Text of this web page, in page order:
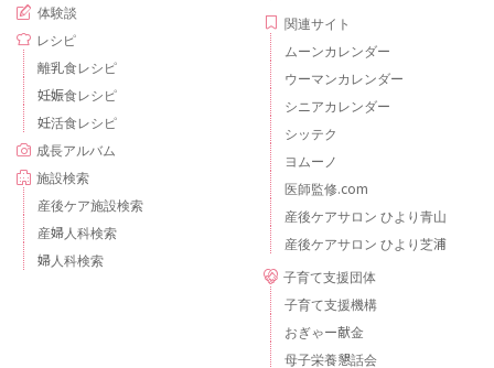
体験談
レシピ
離乳食レシピ
妊娠食レシピ
妊活食レシピ
成長アルバム
施設検索
産後ケア施設検索
産婦人科検索
婦人科検索
関連サイト
ムーンカレンダー
ウーマンカレンダー
シニアカレンダー
シッテク
ヨムーノ
医師監修.com
産後ケアサロン ひより青山
産後ケアサロン ひより芝浦
子育て支援団体
子育て支援機構
おぎゃー献金
母子栄養懇話会